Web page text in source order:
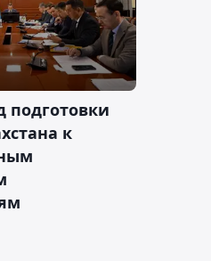
подготовки
к